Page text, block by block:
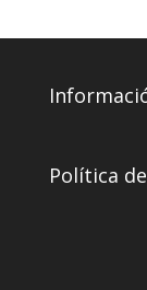
Política